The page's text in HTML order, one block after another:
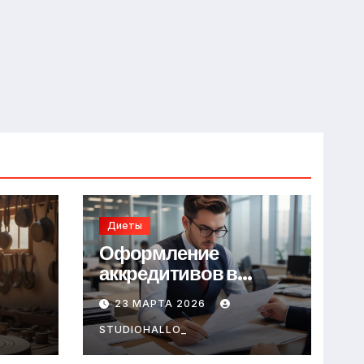
Диеты
Оформление
аккредитивов в
международной
торговле
23 МАРТА 2026
STUDIOHALLO_